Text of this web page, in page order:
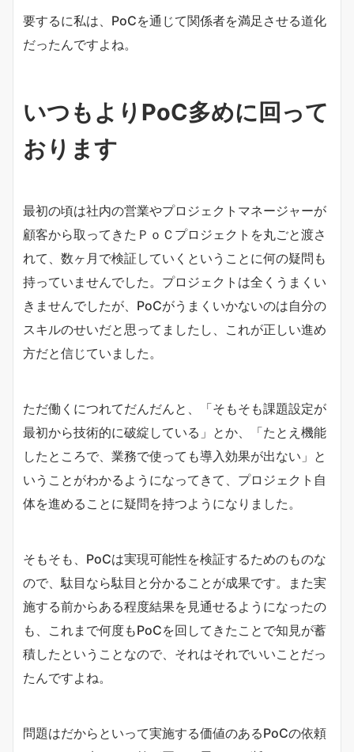
要するに私は、PoCを通じて関係者を満足させる道化
だったんですよね。
いつもよりPoC多めに回って
おります
最初の頃は社内の営業やプロジェクトマネージャーが
顧客から取ってきたＰｏＣプロジェクトを丸ごと渡さ
れて、数ヶ月で検証していくということに何の疑問も
持っていませんでした。プロジェクトは全くうまくい
きませんでしたが、PoCがうまくいかないのは自分の
スキルのせいだと思ってましたし、これが正しい進め
方だと信じていました。
ただ働くにつれてだんだんと、「そもそも課題設定が
最初から技術的に破綻している」とか、「たとえ機能
したところで、業務で使っても導入効果が出ない」と
いうことがわかるようになってきて、プロジェクト自
体を進めることに疑問を持つようになりました。
そもそも、PoCは実現可能性を検証するためのものな
ので、駄目なら駄目と分かることが成果です。また実
施する前からある程度結果を見通せるようになったの
も、これまで何度もPoCを回してきたことで知見が蓄
積したということなので、それはそれでいいことだっ
たんですよね。
問題はだからといって実施する価値のあるPoCの依頼